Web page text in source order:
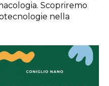
Scopriremo
nella